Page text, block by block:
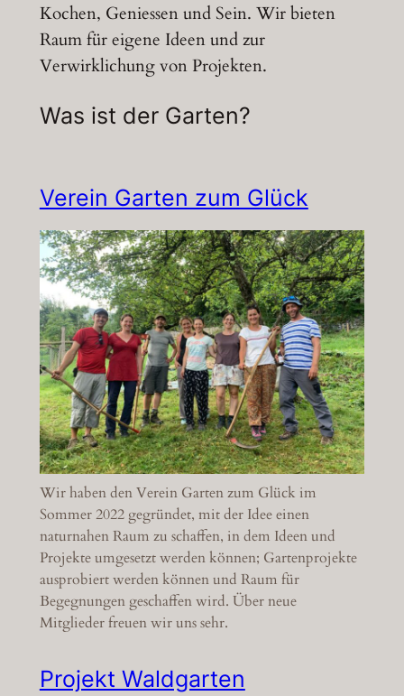
Kochen, Geniessen und Sein. Wir bieten
Raum für eigene Ideen und zur
Verwirklichung von Projekten.
Was ist der Garten?
Verein Garten zum Glück
Wir haben den Verein Garten zum Glück im
Sommer 2022 gegründet, mit der Idee einen
naturnahen Raum zu schaffen, in dem Ideen und
Projekte umgesetzt werden können; Gartenprojekte
ausprobiert werden können und Raum für
Begegnungen geschaffen wird. Über neue
Mitglieder freuen wir uns sehr.
Projekt Waldgarten